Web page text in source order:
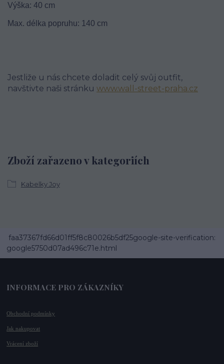
Výška: 40 cm
Max. délka popruhu: 140 cm
Jestliže u nás chcete doladit celý svůj outfit,
navštivte naši stránku www.wall-street-praha.cz
Zboží zařazeno v kategoriích
Kabelky Joy
faa37367fd66d01ff5f8c80026b5df25google-site-verification:
google5750d07ad496c71e.html
INFORMACE PRO ZÁKAZNÍKY
Obchodní podmínky
Jak nakupovat
Vrácení zboží